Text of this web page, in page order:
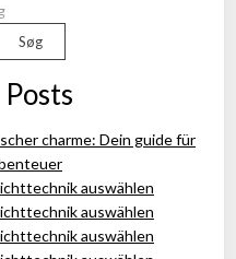
Søg
charme: Dein guide für
auswählen
auswählen
auswählen